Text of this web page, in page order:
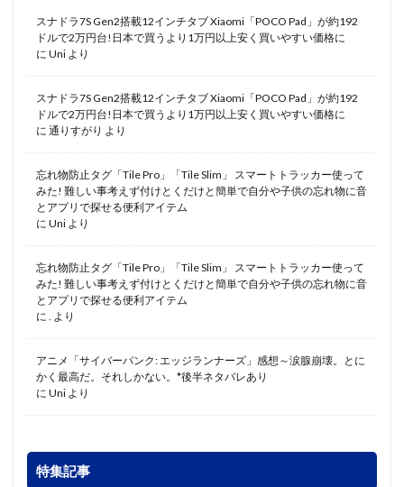
スナドラ7S Gen2搭載12インチタブ Xiaomi「POCO Pad」が約192
ドルで2万円台!日本で買うより1万円以上安く買いやすい価格に
に Uni より
スナドラ7S Gen2搭載12インチタブ Xiaomi「POCO Pad」が約192
ドルで2万円台!日本で買うより1万円以上安く買いやすい価格に
に 通りすがり より
忘れ物防止タグ「Tile Pro」「Tile Slim」 スマートトラッカー使って
みた! 難しい事考えず付けとくだけと簡単で自分や子供の忘れ物に音
とアプリで探せる便利アイテム
に Uni より
忘れ物防止タグ「Tile Pro」「Tile Slim」 スマートトラッカー使って
みた! 難しい事考えず付けとくだけと簡単で自分や子供の忘れ物に音
とアプリで探せる便利アイテム
に . より
アニメ「サイバーパンク: エッジランナーズ」感想～涙腺崩壊。とに
かく最高だ。それしかない。*後半ネタバレあり
に Uni より
特集記事